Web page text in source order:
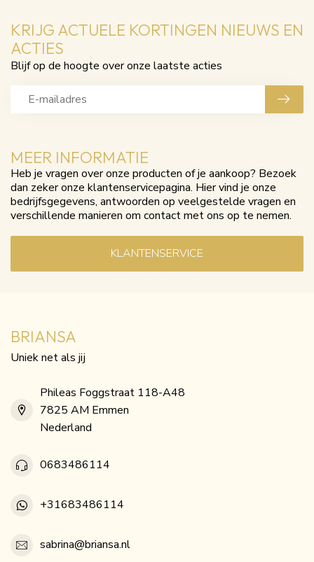
MEER INFORMATIE
Heb je vragen over onze producten of je aankoop? Bezoek
dan zeker onze klantenservicepagina. Hier vind je onze
bedrijfsgegevens, antwoorden op veelgestelde vragen en
verschillende manieren om contact met ons op te nemen.
KLANTENSERVICE
KRIJG ACTUELE KORTINGEN NIEUWS EN
ACTIES
Blijf op de hoogte over onze laatste acties
BRIANSA
Uniek net als jij
Phileas Foggstraat 118-A48
7825 AM Emmen
Nederland
0683486114
+31683486114
sabrina@briansa.nl